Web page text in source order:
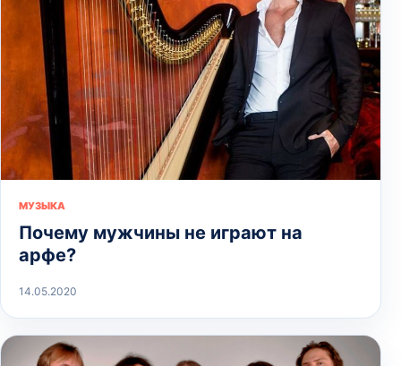
МУЗЫКА
Почему мужчины не играют на
арфе?
14.05.2020